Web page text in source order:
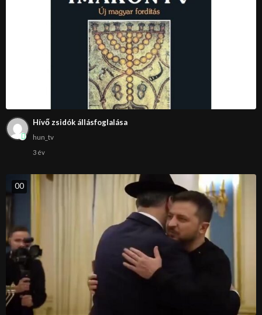
Hívő zsidók állásfoglalása
hun_tv
3 év
00